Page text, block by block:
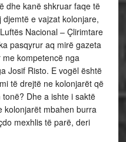
dhe kanë shkruar faqe të
e vajzat kolonjare,
Nacional – Çlirimtare
pasqyrur aq mirë gazeta
me kompetencë nga
Josif Risto. E vogël është
të drejtë ne kolonjarët që
Dhe a ishte i saktë
kolonjarët mbahen burra
mexhlis të parë, deri